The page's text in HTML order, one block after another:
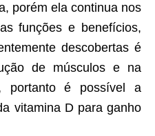
porém ela continua nos
funções e benefícios,
descobertas é
de músculos e na
portanto é possível a
vitamina D para ganho